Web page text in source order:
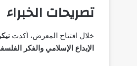
تصريحات الخبراء
خلال افتتاح المعرض، أكدت
الإبداع الإسلامي والفكر